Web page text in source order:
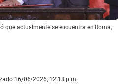
que actualmente se encuentra en Roma,
16/06/2026, 12:18 p.m.